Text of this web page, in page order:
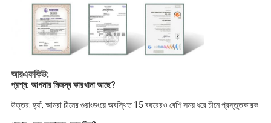
আরএফকিউ:
প্রশ্ন: আপনার নিজস্ব কারখানা আছে?
উত্তর: হ্যাঁ, আমরা চীনের গুয়াংডংয়ে অবস্থিত 15 বছরেরও বেশি সময় ধরে চীনে প্রস্তুতকারক